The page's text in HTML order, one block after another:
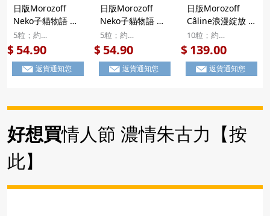
日版Morozoff
Neko子貓物語 屋
の小花 立體造型朱
古力 米白色 精緻
燙金禮盒 5粒【市
集世界 - 日本市
5粒；約
10×9.7×2.6cm
$54.90
返貨通知您
日版Morozoff
Neko子貓物語 屋
の藍貓 立體造型朱
古力 粉綠色 精緻
燙金禮盒 5粒【市
集世界 - 日本市
5粒；約
10×9.7×2.6cm
$54.90
返貨通知您
日版Morozoff
Câline浪漫綻放 貓
與花束 立體造型朱
古力 粉紅色 珍藏
橢圓形鐵罐禮盒
10粒【市集世界 -
10粒；約
10.1×13.7×3.1cm
$139.00
返貨通知您
好想買情人節 濃情朱古力【按
此】